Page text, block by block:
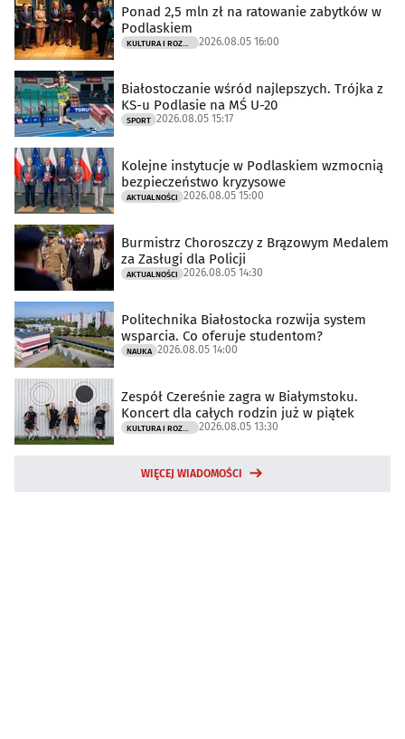
Ponad 2,5 mln zł na ratowanie zabytków w
Podlaskiem
KULTURA I ROZRYWKA 2026.08.05 16:00
Białostoczanie wśród najlepszych. Trójka z
KS-u Podlasie na MŚ U-20
SPORT 2026.08.05 15:17
Kolejne instytucje w Podlaskiem wzmocnią
bezpieczeństwo kryzysowe
AKTUALNOŚCI 2026.08.05 15:00
Burmistrz Choroszczy z Brązowym Medalem
za Zasługi dla Policji
AKTUALNOŚCI 2026.08.05 14:30
Politechnika Białostocka rozwija system
wsparcia. Co oferuje studentom?
NAUKA 2026.08.05 14:00
Zespół Czereśnie zagra w Białymstoku.
Koncert dla całych rodzin już w piątek
KULTURA I ROZRYWKA 2026.08.05 13:30
WIĘCEJ WIADOMOŚCI